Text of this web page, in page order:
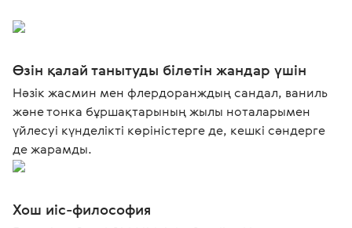
Өзін қалай танытуды білетін жандар үшін
Нәзік жасмин мен флердоранждың сандал, ваниль
және тонка бұршақтарының жылы ноталарымен
үйлесуі күнделікті көріністерге де, кешкі сәндерге
де жарамды.
Хош иіс-философия